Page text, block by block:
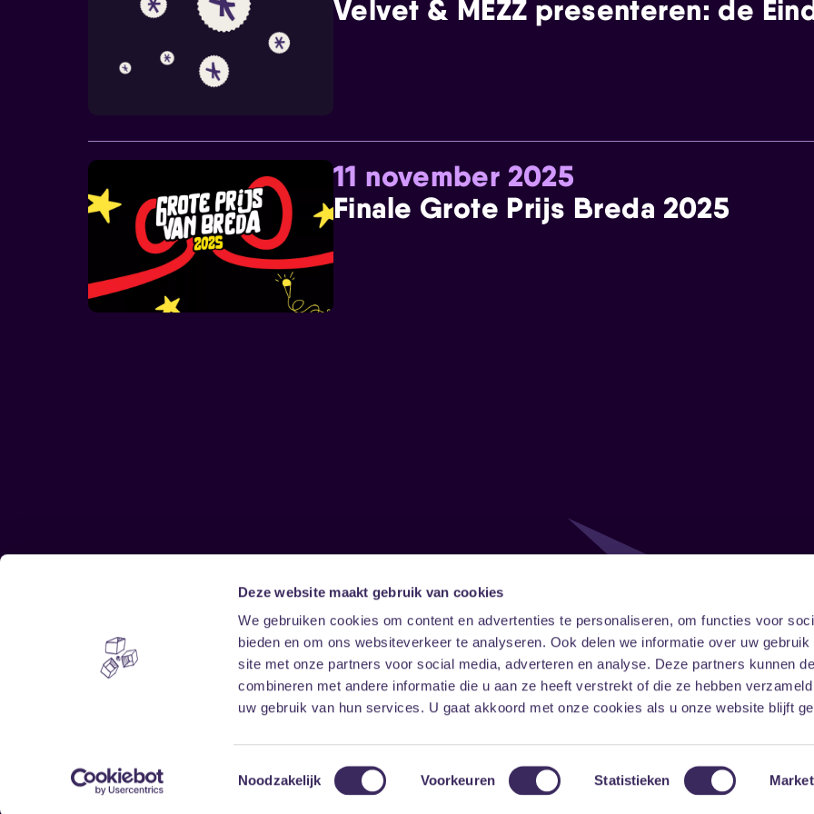
Deze website maakt gebruik van cookies
We gebruiken cookies om content en advertenties te personaliseren, om functies voor
bieden en om ons websiteverkeer te analyseren. Ook delen we informatie over uw gebruik
site met onze partners voor social media, adverteren en analyse. Deze partners kunnen
combineren met andere informatie die u aan ze heeft verstrekt of die ze hebben
uw gebruik van hun services. U gaat akkoord met onze cookies als u onze website blijft
Toestemmingsselectie
Noodzakelijk Voorkeuren Statistieken
Velvet & MEZZ presenteren: de
11 november 2025
Finale Grote Prijs Breda 2025
Home
Vrijwilligers
Disclaimer
Toegankelijkheid
Privacy & cookies
Follow
FacebookInstagramLinkedIn
Onze